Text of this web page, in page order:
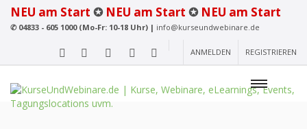
NEU am Start ✪ NEU am Start ✪ NEU am Start
✆04833 - 605 1000 (Mo-Fr: 10-18 Uhr) | info@kurseundwebinare.de
ANMELDEN REGISTRIEREN